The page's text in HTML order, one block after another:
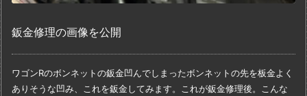
鈑金修理の画像を公開
ワゴンRのボンネットの鈑金凹んでしまったボンネットの先を板金よく
ありそうな凹み、これを鈑金してみます。 これが鈑金修理後。 こんな